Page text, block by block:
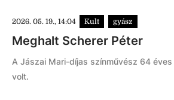
2026. 05. 19., 14:04 Kult gyász
Meghalt Scherer Péter
A Jászai Mari-díjas színművész 64 éves
volt.